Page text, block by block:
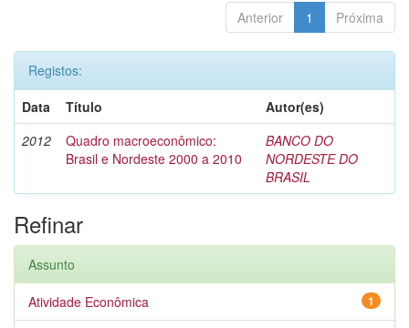
Anterior 1 Próxima
Registos:
Data
Título
Autor(es)
2012
Quadro macroeconômico:
Brasil e Nordeste 2000 a 2010
BANCO DO
NORDESTE DO
BRASIL
Refinar
Assunto
1
Atividade Econômica